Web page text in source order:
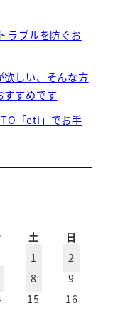
ラブルを防ぐお
欲しい、そんな方
すすめです
「eti」でお手
土
日
1
2
8
9
15
16